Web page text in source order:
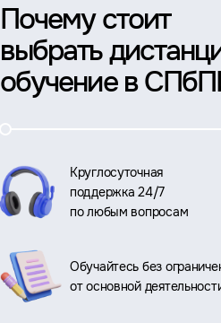
Почему стоит
выбрать
обучение в
Круглосуточная
поддержка 24/7
по любым вопросам
Обучайтесь без
от основной